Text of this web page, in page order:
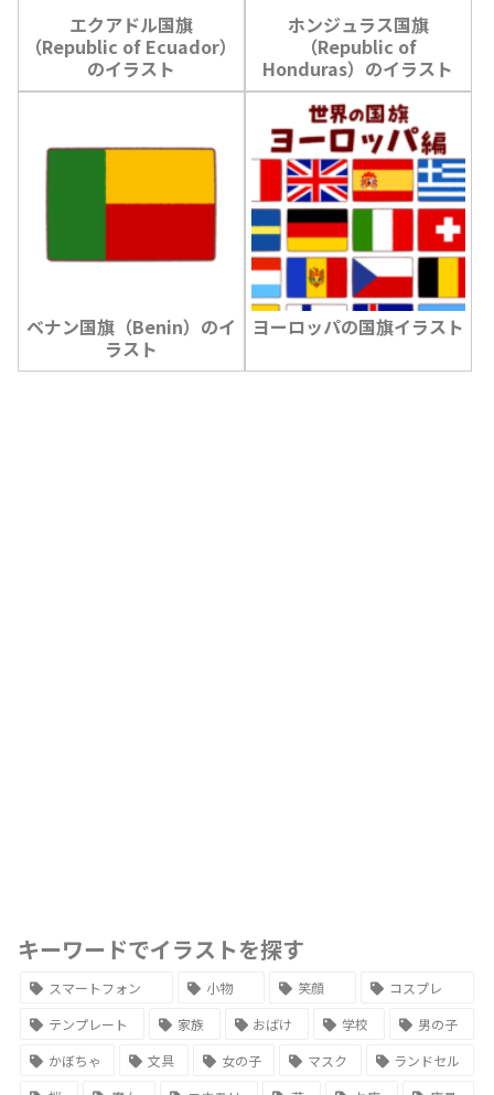
エクアドル国旗
（Republic of Ecuador）
のイラスト
ホンジュラス国旗
（Republic of
Honduras）のイラスト
ベナン国旗（Benin）のイ
ラスト
ヨーロッパの国旗イラスト
キーワードでイラストを探す
スマートフォン 小物 笑顔
コスプレ
テンプレート
家族 おばけ 学校
男の子
かぼちゃ
文具 女の子 マスク
ランドセル